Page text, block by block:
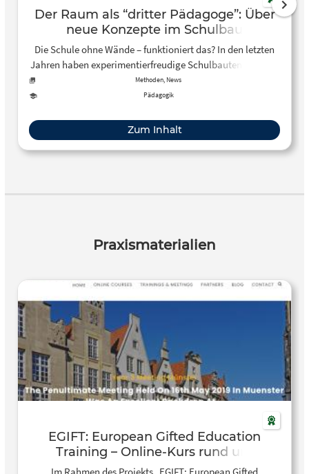
Der Raum als “dritter Pädagoge”: Über
neue Konzepte im Schulbau
Die Schule ohne Wände – funktioniert das? In den letzten
Jahren haben experimentierfreudige Schulbauten von sich
Reden gemacht. Was steckt hinter den neuen Konzepten
und wie hängen Raum und Lernen generell zusammen?
Methoden, News
Pädagogik
Zum Inhalt
Praxismaterialien
EGIFT: European Gifted Education
Training – Online-Kurs rund um
Hochbegabung